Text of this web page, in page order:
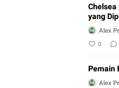
yang
Alex
0
Pemain
Alex